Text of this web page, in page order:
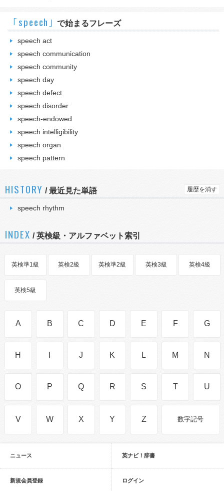
｢speech｣ で始まるフレーズ
speech act
speech communication
speech community
speech day
speech defect
speech disorder
speech-endowed
speech intelligibility
speech organ
speech pattern
HISTORY /最近見た単語 履歴を消す
speech rhythm
INDEX / 英検級・アルファベット索引
英検準1級 英検2級 英検準2級 英検3級 英検4級
英検5級
A B C D E F G
H J K L M N
O P Q R S T U
V W X Y Z 数字記号
ニュース 英ナビ！辞書
新規会員登録 ログイン